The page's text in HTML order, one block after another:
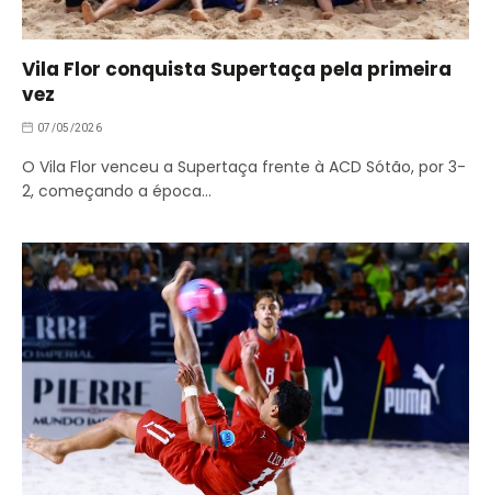
Vila Flor conquista Supertaça pela primeira
vez
07/05/2026
O Vila Flor venceu a Supertaça frente à ACD Sótão, por 3-
2, começando a época…